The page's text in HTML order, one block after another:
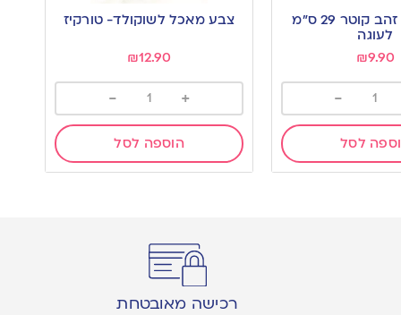
מגש עגול זהב קוטר 29 ס”מ
לעוגה
₪9.90
-
לסל
to
צבע מאכל לשוקולד- טורקיז
₪12.90
+
-
הוספה לסל
רכישה מאובטחת